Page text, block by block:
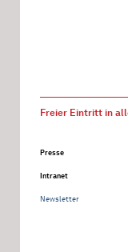
Freier Eintritt in
Presse
Intranet
Newsletter